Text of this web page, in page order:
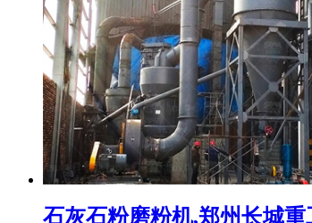
石灰石粉磨粉机,郑州长城重